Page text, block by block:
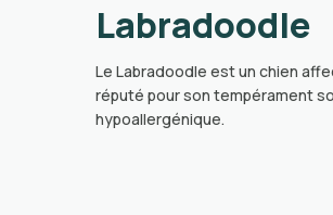
Labradoodle
Le Labradoodle est un chien
réputé pour son tempérament
hypoallergénique.